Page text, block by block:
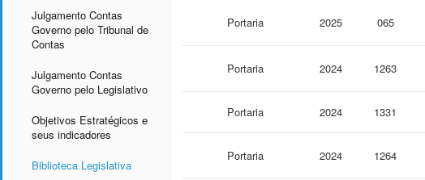
Julgamento Contas
Governo pelo Tribunal de
Contas
Julgamento Contas
Governo pelo Legislativo
Objetivos Estratégicos e
seus indicadores
Biblioteca Legislativa
Portaria 2025 065
Portaria 2024 1263
Portaria 2024 1331
Portaria 2024 1264